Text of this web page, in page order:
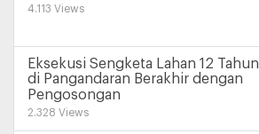
4.113 Views
Eksekusi Sengketa Lahan 12 Tahun
di Pangandaran Berakhir dengan
Pengosongan
2.328 Views